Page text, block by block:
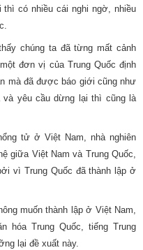
thì có nhiều cái nghi ngờ, nhiều
chúng ta đã từng mất cảnh
đơn vị của Trung Quốc định
mà đã được báo giới cũng như
và yêu cầu dừng lại thì cũng là
tử ở Việt Nam, nhà nghiên
giữa Việt Nam và Trung Quốc,
vì Trung Quốc đã thành lập ở
muốn thành lập ở Việt Nam,
hóa Trung Quốc, tiếng Trung
lại đề xuất này.